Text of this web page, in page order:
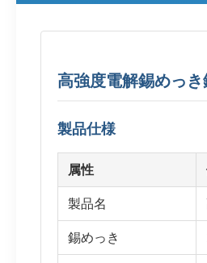
高強度電解錫めっ
製品仕様
属性
製品名
錫めっき